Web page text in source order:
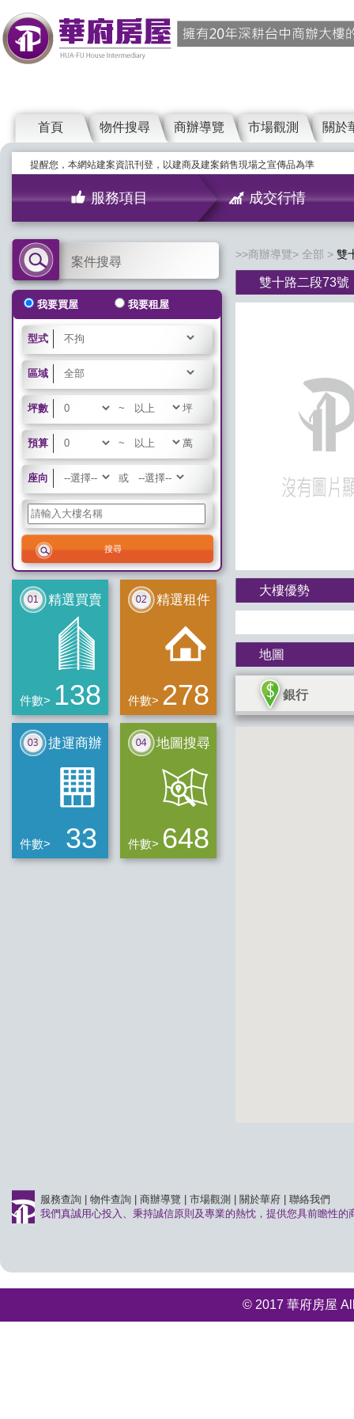
首頁 物件搜尋 商辦導覽 市場觀測 關於
提醒您，本網站建案資訊刊登，以建商及建案銷售現場之宣傳品為準
服務項目 成交行情
案件搜尋
我要買屋 我要租屋
型式
區域
坪數 ~ 坪
預算 ~ 萬
座向 或
精選買賣
件數> 138
精選租件
件數> 278
捷運商辦
件數> 33
地圖搜尋
件數> 648
商辦導覽 全部 雙
雙十路二段73號
大樓優勢
地圖
銀行
服務查詢 物件查詢 商辦導覽 市場觀測 關於華府
聯絡我們
我們真誠用心投入、秉持誠信原則及專業的熱忱，提供您具前瞻性的
© 2017 華府房屋